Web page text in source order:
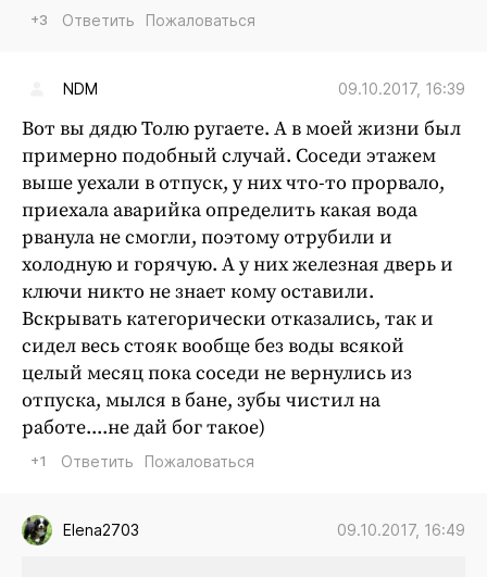
+3 Ответить Пожаловаться
NDM 09.10.2017, 16:39
Вот вы дядю Толю ругаете. А в моей жизни был
примерно подобный случай. Соседи этажем
выше уехали в отпуск, у них что-то прорвало,
приехала аварийка определить какая вода
рванула не смогли, поэтому отрубили и
холодную и горячую. А у них железная дверь и
ключи никто не знает кому оставили.
Вскрывать категорически отказались, так и
сидел весь стояк вообще без воды всякой
целый месяц пока соседи не вернулись из
отпуска, мылся в бане, зубы чистил на
работе....не дай бог такое)
+1 Ответить Пожаловаться
Elena2703 09.10.2017, 16:49